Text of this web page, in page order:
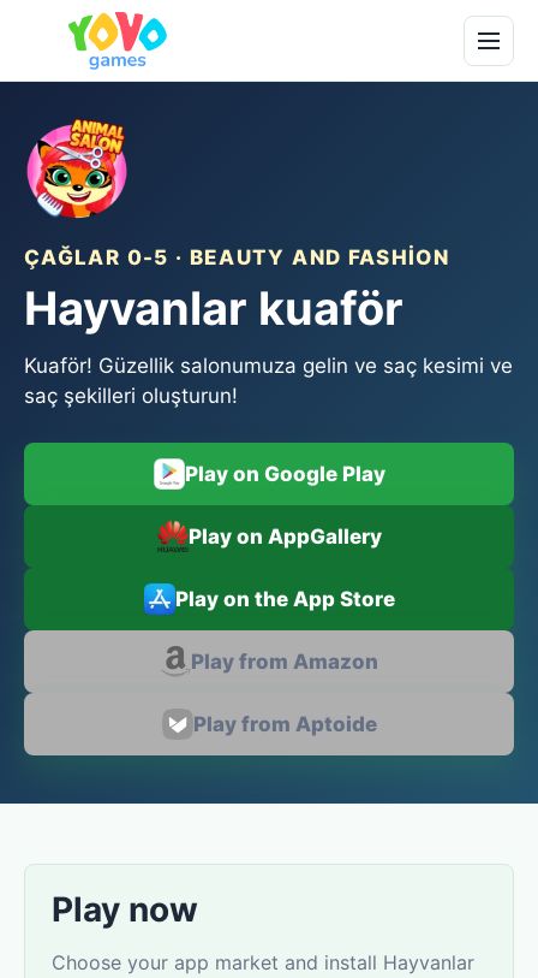
ÇAĞLAR 0-5 · BEAUTY AND FASHION
Hayvanlar kuaför
Kuaför! Güzellik salonumuza gelin ve saç kesimi ve
saç şekilleri oluşturun!
Play on Google Play
Play on AppGallery
Play on the App Store
Play from Amazon
Play from Aptoide
Play now
Choose your app market and install Hayvanlar